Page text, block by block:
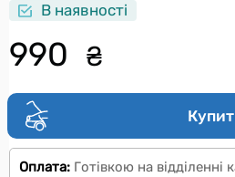
В наявності
990 ₴
Оплата: Готівкою на відділенні